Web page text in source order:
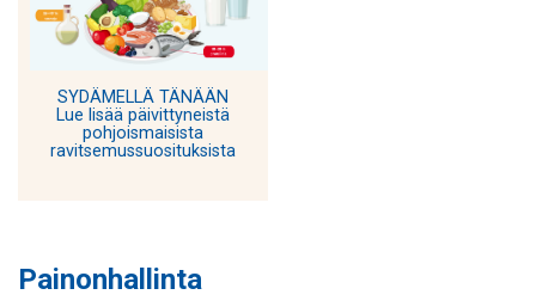
SYDÄMELLÄ TÄNÄÄN
Lue lisää päivittyneistä
pohjoismaisista
ravitsemussuosituksista
Painonhallinta